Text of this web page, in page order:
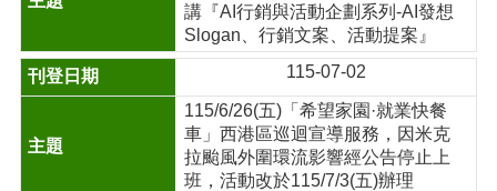
講『AI行銷與活動企劃系列-AI發想
Slogan、行銷文案、活動提案』
115-07-02
115/6/26(五)「希望家園·就業快餐
車」西港區巡迴宣導服務，因米克
拉颱風外圍環流影響經公告停止上
班，活動改於115/7/3(五)辦理